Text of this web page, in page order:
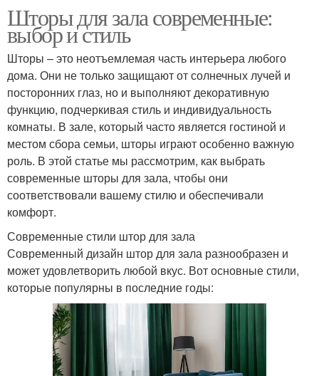
Шторы для зала современные:
выбор и стиль
Шторы – это неотъемлемая часть интерьера любого
дома. Они не только защищают от солнечных лучей и
посторонних глаз, но и выполняют декоративную
функцию, подчеркивая стиль и индивидуальность
комнаты. В зале, который часто является гостиной и
местом сбора семьи, шторы играют особенно важную
роль. В этой статье мы рассмотрим, как выбрать
современные шторы для зала, чтобы они
соответствовали вашему стилю и обеспечивали
комфорт.
Современные стили штор для зала
Современный дизайн штор для зала разнообразен и
может удовлетворить любой вкус. Вот основные стили,
которые популярны в последние годы: